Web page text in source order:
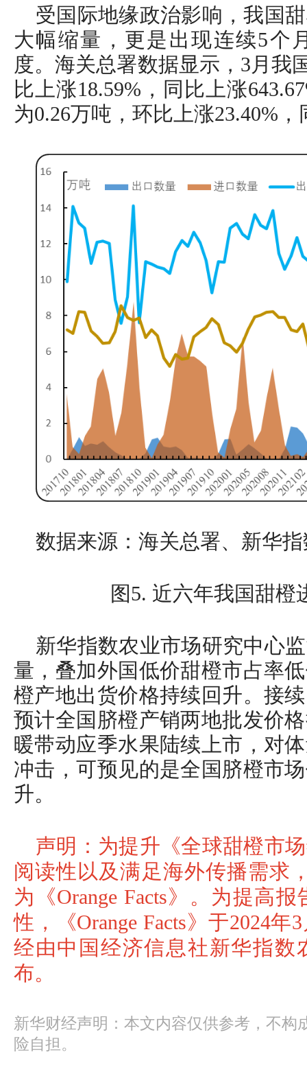
受国际地缘政治影响，我国
大幅缩量，更是出现连续5个
度。海关总署数据显示，3月我
比上涨18.59%，同比上涨
为0.26万吨，环比上涨23.40%
数据来源：海关总署、新华
图5. 近六年我国甜橙
新华指数农业市场研究中心
量，叠加外国低价甜橙市占率
橙产地出货价格持续回升。接
预计全国脐橙产销两地批发价
暖带动应季水果陆续上市，对
冲击，可预见的是全国脐橙市
升。
声明：为提升《全球甜橙市
阅读性以及满足海外传播需求
为《Orange Facts》。为提高
性，《Orange Facts》于2024
经由中国经济信息社新华指数
布。
新华财经声明：本文内容仅供参考，不构
险自担。